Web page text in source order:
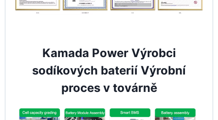
Kamada Power Výrobci
sodíkových baterií Výrobní
proces v továrně